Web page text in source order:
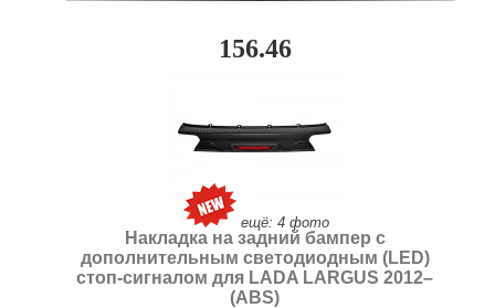
156.46
ещё: 4 фото
Накладка на задний бампер с
дополнительным светодиодным (LED)
стоп-сигналом для LADA LARGUS 2012–
(ABS)